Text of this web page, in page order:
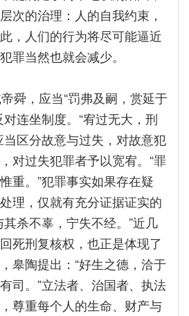
次的治理：人的自我约束，
，人们的行为将尽可能逼近
罪当然也就会减少。
舜，应当“罚弗及嗣，赏延于
连坐制度。“宥过无大，刑
当区分故意与过失，对故意犯
对过失犯罪者予以宽宥。“罪
重。”犯罪事实如果存在疑
理，仅就有充分证据证实的
杀不辜，宁失不经。”近几
死刑复核权，也正是体现了
皋陶提出：“好生之德，洽于
司。”立法者、治国者、执法
尊重每个人的生命、财产与